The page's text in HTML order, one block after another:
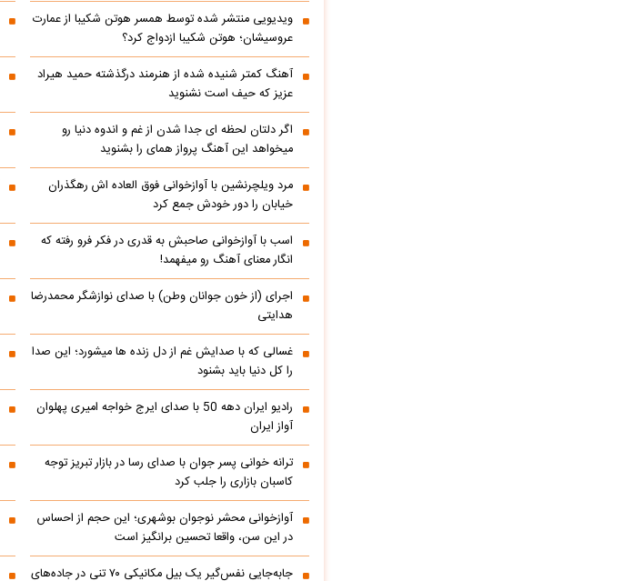
ویدیویی منتشر شده توسط همسر هوتن شکیبا از عمارت
عروسیشان؛ هوتن شکیبا ازدواج کرد؟
آهنگ کمتر شنیده شده از هنرمند درگذشته حمید هیراد
عزیز که حیف است نشنوید
اگر دلتان لحظه ای جدا شدن از غم و اندوه دنیا رو
میخواهد این آهنگ پرواز همای را بشنوید
مرد ویلچرنشین با آوازخوانی فوق العاده اش رهگذران
خیابان را دور خودش جمع کرد
اسب با آوازخوانی صاحبش به قدری در فکر فرو رفته که
انگار معنای آهنگ رو میفهمد!
اجرای (از خون جوانان وطن) با صدای نوازشگر محمدرضا
هدایتی
غسالی که با صدایش غم از دل زنده ها میشورد؛ این صدا
را کل دنیا باید بشنود
رادیو ایران دهه 50 با صدای ایرج خواجه امیری پهلوان
آواز ایران
ترانه خوانی پسر جوان با صدای رسا در بازار تبریز توجه
کاسبان بازاری را جلب کرد
آوازخوانی محشر نوجوان بوشهری؛ این حجم از احساس
در این سن، واقعا تحسین‌ برانگیز است
جابه‌جایی نفس‌گیر یک بیل مکانیکی ۷۰ تنی در جاده‌های